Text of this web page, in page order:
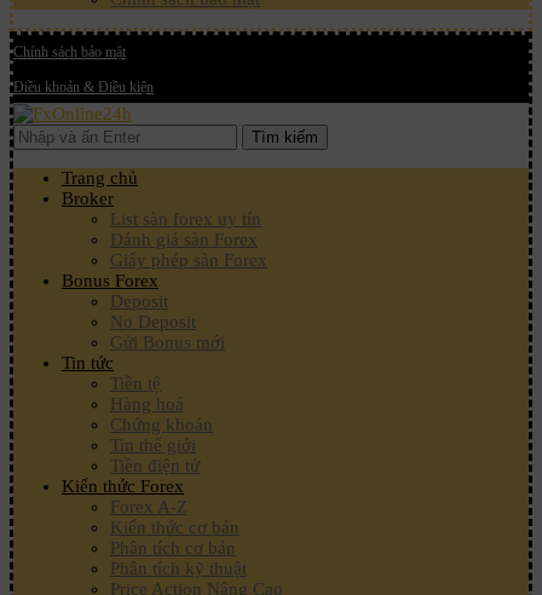
Chính sách bảo mật
Điều khoản & Điều kiện
Tìm kiếm
Trang chủ
Broker
List sàn forex uy tín
Đánh giá sàn Forex
Giấy phép sàn Forex
Bonus Forex
Deposit
No Deposit
Gửi Bonus mới
Tin tức
Tiền tệ
Hàng hoá
Chứng khoán
Tin thế giới
Tiền điện tử
Kiến thức Forex
Forex A-Z
Kiến thức cơ bản
Phân tích cơ bản
Phân tích kỹ thuật
Price Action Nâng Cao